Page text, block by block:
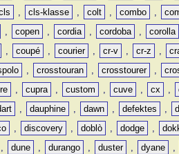
, cls-klasse , colt , combo ,
, copen , cordia , cordoba , corolla
, coupé , courier , cr-v , cr-z ,
, crosstouran , crosstourer ,
, cupra , custom , cuve , cx ,
, dauphine , dawn , defektes ,
, discovery , doblò , dodge ,
, dune , durango , duster , dyane ,